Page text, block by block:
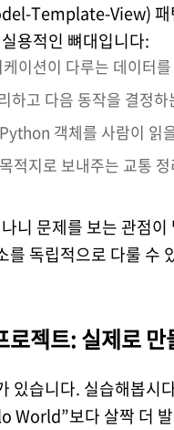
Template-View) 패
용적인 뼈대입니다:
이션이 다루는 데이터
하고 다음 동작을 결정하
객체를 사람이 읽
적지로 보내주는 교통
니 문제를 보는 관점
를 독립적으로 다룰 수
젝트: 실제로 만
있습니다. 실습해봅
World”보다 살짝 더